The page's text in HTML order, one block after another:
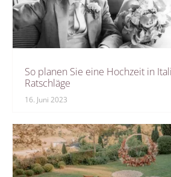
So planen Sie eine Hochzeit in
Ratschläge
16. Juni 2023